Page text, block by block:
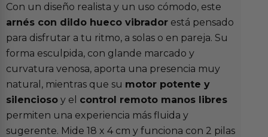
Con un diseño realista y un uso cómodo, este
arnés con dildo hueco vibrador está pensado
para disfrutar a tu ritmo, a solas o en pareja. Su
forma esculpida, con glande marcado y
curvatura venosa, aporta una presencia muy
natural, mientras que su motor potente y
silencioso y el control remoto manos libres
permiten una experiencia más fluida y
sugerente. Mide 18 x 4 cm y funciona con 2 pilas